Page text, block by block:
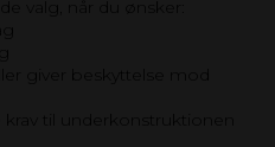
valg, når du ønsker:
giver beskyttelse mod
til underkonstruktionen